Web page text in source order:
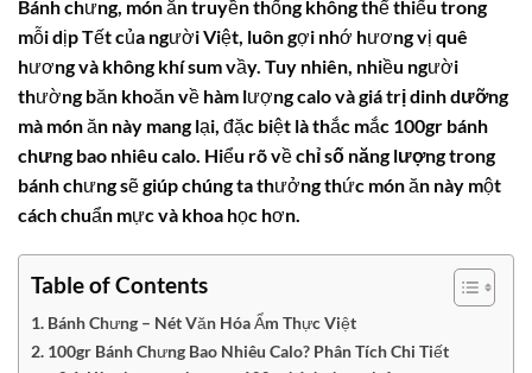
Bánh chưng, món ăn truyền thống không thể thiếu trong
mỗi dịp Tết của người Việt, luôn gợi nhớ hương vị quê
hương và không khí sum vầy. Tuy nhiên, nhiều người
thường băn khoăn về hàm lượng calo vàgiá trị dinh dưỡng
mà món ăn này mang lại, đặc biệt là thắc mắc 100gr bánh
chưng bao nhiêu calo. Hiểu rõ vềchỉ số năng lượngtrong
bánh chưng sẽ giúp chúng ta thưởng thức món ăn này một
cách chuẩn mực và khoa học hơn.
Table of Contents
Bánh Chưng – Nét Văn Hóa Ẩm Thực Việt
100gr Bánh Chưng Bao Nhiêu Calo? Phân Tích Chi Tiết